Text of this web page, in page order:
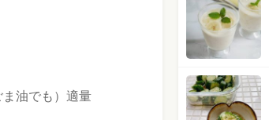
油でも）適量